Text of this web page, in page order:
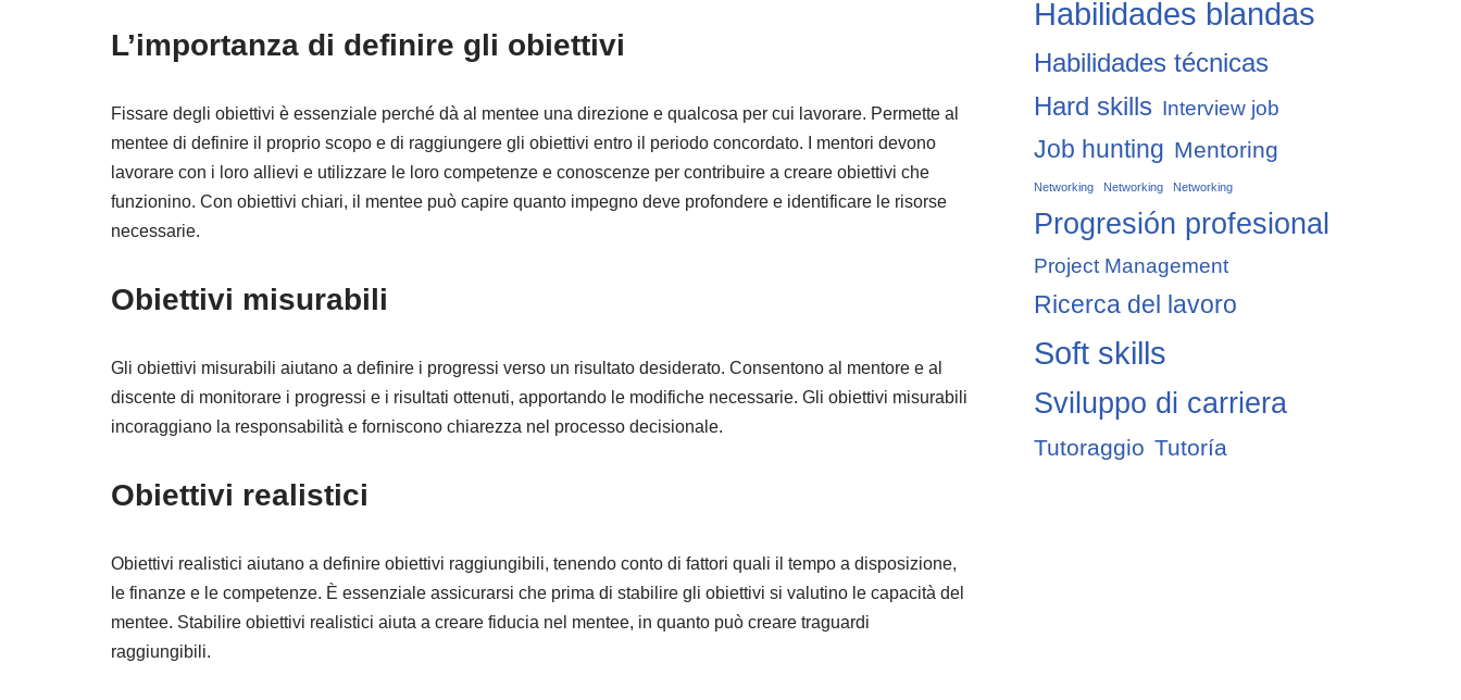
Feedback orientato agli obiettivi
Feedback tempestivo
Critica costruttiva
Comunicazione efficace del feedback
Promuovere un ambiente di apprendimento favorevole
Ambiente di apprendimento favorevole
Creare uno spazio sicuro
L’empatia
Conclusione
FAQs
L’importanza di definire gli obiettivi
Fissare degli obiettivi è essenziale perché dà al mentee una direzione e qualcosa per cui lavorare. Permette al
mentee di definire il proprio scopo e di raggiungere gli obiettivi entro il periodo concordato. I mentori devono
lavorare con i loro allievi e utilizzare le loro competenze e conoscenze per contribuire a creare obiettivi che
funzionino. Con obiettivi chiari, il mentee può capire quanto impegno deve profondere e identificare le risorse
necessarie.
Obiettivi misurabili
Gli obiettivi misurabili aiutano a definire i progressi verso un risultato desiderato. Consentono al mentore e al
discente di monitorare i progressi e i risultati ottenuti, apportando le modifiche necessarie. Gli obiettivi misurabili
incoraggiano la responsabilità e forniscono chiarezza nel processo decisionale.
Obiettivi realistici
Obiettivi realistici aiutano a definire obiettivi raggiungibili, tenendo conto di fattori quali il tempo a disposizione,
le finanze e le competenze. È essenziale assicurarsi che prima di stabilire gli obiettivi si valutino le capacità del
mentee. Stabilire obiettivi realistici aiuta a creare fiducia nel mentee, in quanto può creare traguardi
raggiungibili.
Habilidades blandas
Habilidades técnicas
Hard skills Interview job
Job hunting Mentoring
Networking Networking Networking
Progresión profesional
Project Management
Ricerca del lavoro
Soft skills
Sviluppo di carriera
Tutoraggio Tutoría